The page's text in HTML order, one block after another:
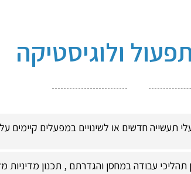
ולוגיסטיקה
תעשייה חדשים או לשינויים במפעלים
תהליכי עבודה במחסן והגדרתם , תכנון מדיניות